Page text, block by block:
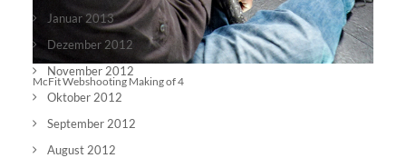
McFit Webshooting Making of 4
Januar 2013
Dezember 2012
November 2012
Oktober 2012
September 2012
August 2012